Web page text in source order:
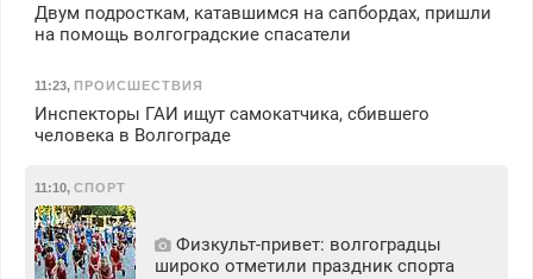
Двум подросткам, катавшимся на сапбордах, пришли
на помощь волгоградские спасатели
11:23, ПРОИСШЕСТВИЯ
Инспекторы ГАИ ищут самокатчика, сбившего
человека в Волгограде
11:10, СПОРТ
Физкульт‑привет: волгоградцы
широко отметили праздник спорта